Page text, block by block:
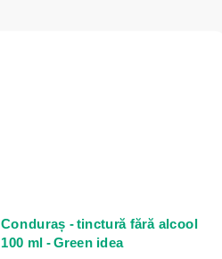
Conduraș - tinctură fără alcool
100 ml - Green idea